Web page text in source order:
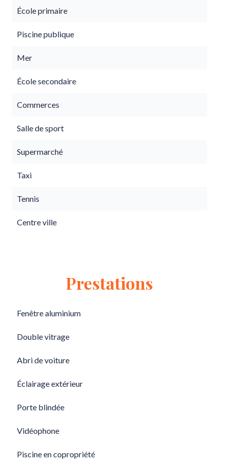
École primaire
Piscine publique
Mer
École secondaire
Commerces
Salle de sport
Supermarché
Taxi
Tennis
Centre ville
Prestations
Fenêtre aluminium
Double vitrage
Abri de voiture
Éclairage extérieur
Porte blindée
Vidéophone
Piscine en copropriété